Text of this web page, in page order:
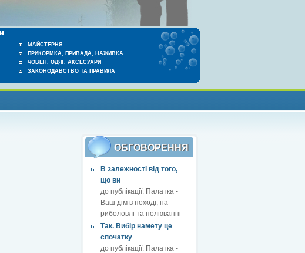
МАЙСТЕРНЯ
ПРИКОРМКА, ПРИВАДА, НАЖИВКА
ЧОВЕН, ОДЯГ, АКСЕСУАРИ
ЗАКОНОДАВСТВО ТА ПРАВИЛА
ОБГОВОРЕННЯ
В залежності від того,
що ви
до публікації: Палатка -
Ваш дім в поході, на
риболовлі та полюванні
Так. Вибір намету це
спочатку
до публікації: Палатка -